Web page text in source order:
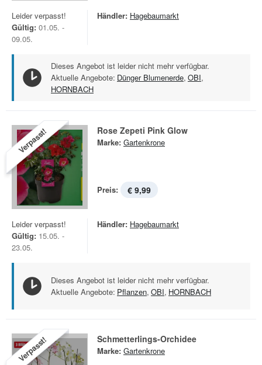
Leider verpasst!
Gültig: 01.05. -
09.05.
Händler: Hagebaumarkt
Dieses Angebot ist leider nicht mehr verfügbar.
Aktuelle Angebote: Dünger Blumenerde, OBI,
HORNBACH
Verpasst! Rose Zepeti Pink Glow
Marke: Gartenkrone
Preis: € 9,99
Leider verpasst!
Gültig: 15.05. -
23.05.
Händler: Hagebaumarkt
Dieses Angebot ist leider nicht mehr verfügbar.
Aktuelle Angebote: Pflanzen, OBI, HORNBACH
Verpasst! Schmetterlings-Orchidee
Marke: Gartenkrone